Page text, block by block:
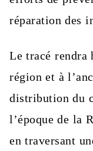
réparation des
Le tracé rendra
région et à
distribution du
l’époque de la
en traversant